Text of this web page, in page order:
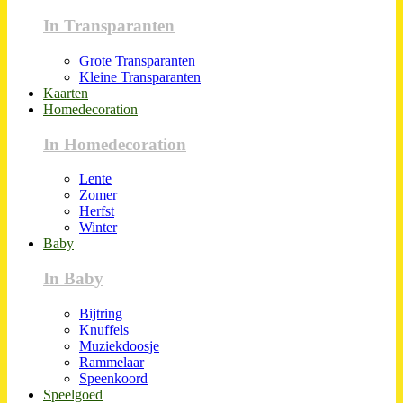
In Transparanten
Grote Transparanten
Kleine Transparanten
Kaarten
Homedecoration
In Homedecoration
Lente
Zomer
Herfst
Winter
Baby
In Baby
Bijtring
Knuffels
Muziekdoosje
Rammelaar
Speenkoord
Speelgoed